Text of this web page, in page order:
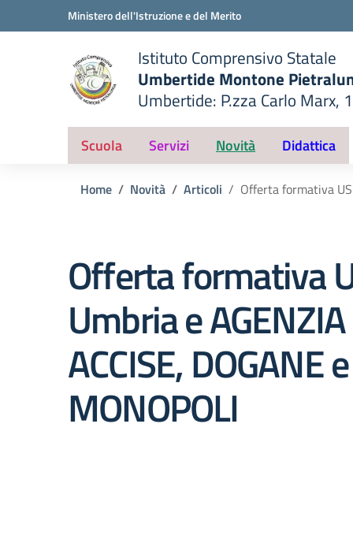
Vai ai contenuti
Vai al menu di navigazioneMinistero dell'Istruzione e del Merito
scuola
Istituto Comprensivo Statale
Umbertide Montone
Umbertide: P.zza Carlo
— Visita la pagina iniziale della
Scuola Servizi Novità Didattica
Home Novità Articoli Offerta formativa
Offerta formativa
Umbria e
ACCISE, DOGANE e
MONOPOLI